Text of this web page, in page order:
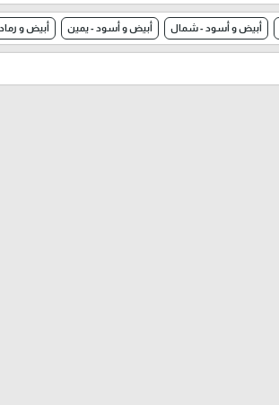
أبيض و أسود - شمال أبيض و أسود - يمين أبيض و